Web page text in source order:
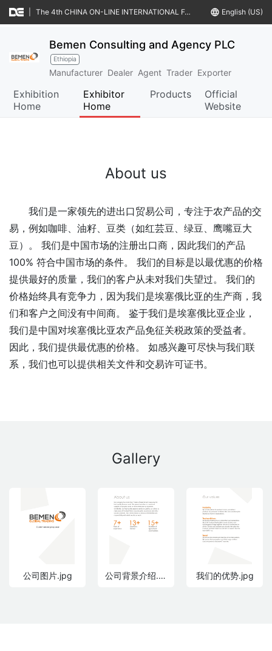
The 4th CHINA ON-LINE INTERNATIONAL FAIR & MATCHMAKINGS OF FOOD & AGRO-PRODUCTS (CIFFA IV) language English (US)
Bemen Consulting and Agency PLC
Ethiopia
Manufacturer Dealer Agent Trader Exporter
Exhibition
Home
Exhibitor
Home
Products
Official
Website
About us
我们是一家领先的进出口贸易公司，专注于农产品的交
易，例如咖啡、油籽、豆类（如红芸豆、绿豆、鹰嘴豆大
豆）。 我们是中国市场的注册出口商，因此我们的产品
100% 符合中国市场的条件。 我们的目标是以最优惠的价格
提供最好的质量，我们的客户从未对我们失望过。 我们的
价格始终具有竞争力，因为我们是埃塞俄比亚的生产商，我
们和客户之间没有中间商。 鉴于我们是埃塞俄比亚企业，
我们是中国对埃塞俄比亚农产品免征关税政策的受益者。
因此，我们提供最优惠的价格。 如感兴趣可尽快与我们联
系，我们也可以提供相关文件和交易许可证书。
Gallery
公司图片.jpg 公司背景介绍.jpg 我们的优势.jpg